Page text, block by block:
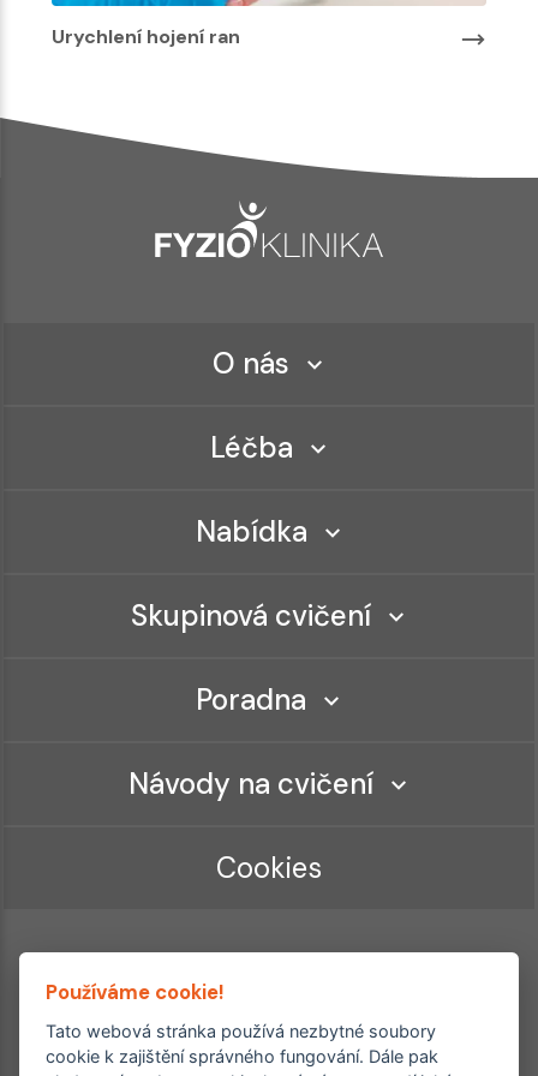
Urychlení hojení ran
O nás
Léčba
Nabídka
Skupinová cvičení
Poradna
Návody na cvičení
Cookies
Používáme cookie!
Tato webová stránka používá nezbytné soubory
cookie k zajištění správného fungování. Dále pak